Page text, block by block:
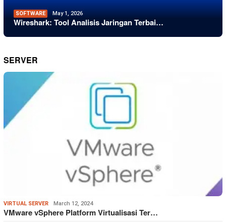
SOFTWARE May 1, 2026
Wireshark: Tool Analisis Jaringan Terbai…
SERVER
VIRTUAL SERVER March 12, 2024
VMware vSphere Platform Virtualisasi Ter…